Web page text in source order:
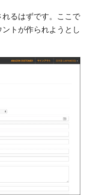
るはずです。ここで
トが作られようとし